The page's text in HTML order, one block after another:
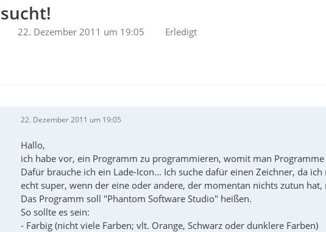
22. Dezember 2011 um 19:05 Erledigt
22. Dezember 2011 um 19:05
Hallo,
ich habe vor, ein Programm zu programmieren, womit man
Dafür brauche ich ein Lade-Icon... Ich suche dafür einen Zeichner, da
echt super, wenn der eine oder andere, der momentan nichts zutun hat,
Das Programm soll "Phantom Software Studio" heißen.
So sollte es sein:
- Farbig (nicht viele Farben; vlt. Orange, Schwarz oder dunklere Farben)